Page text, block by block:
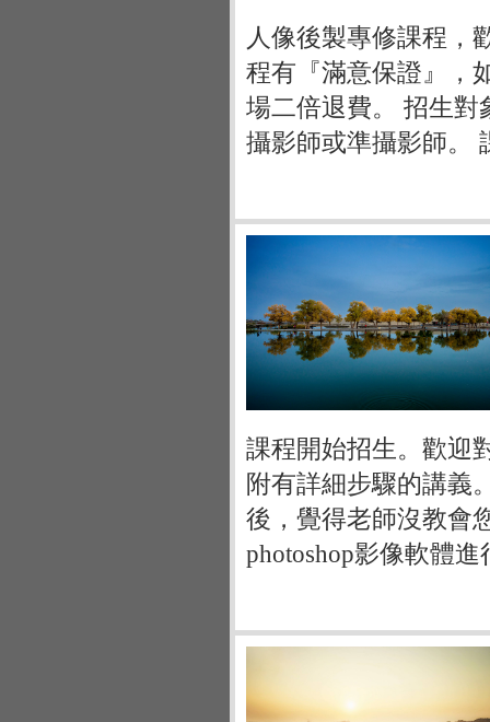
人像後製專修課程，
程有『滿意保證』，
場二倍退費。 招生對
攝影師或準攝影師。
課程開始招生。歡迎
附有詳細步驟的講義
後，覺得老師沒教會
photoshop影像軟體